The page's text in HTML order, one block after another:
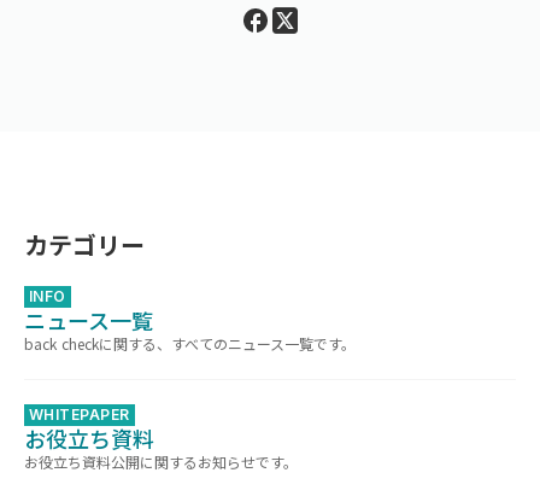
カテゴリー
INFO
ニュース一覧
back checkに関する、すべてのニュース一覧です。
WHITEPAPER
お役立ち資料
お役立ち資料公開に関するお知らせです。